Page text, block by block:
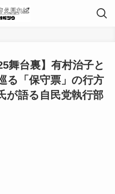
舞台裏】有村治子と
る「保守票」の行方
が語る自民党執行部